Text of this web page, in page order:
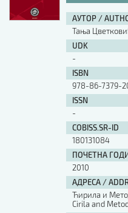
АУТОР /
Тања
UDK
-
ISBN
978-86-7379-
ISSN
-
COBISS.SR-ID
180131084
ПОЧЕТНА
2010
АДРЕСА /
Ћирила и
Cirila and